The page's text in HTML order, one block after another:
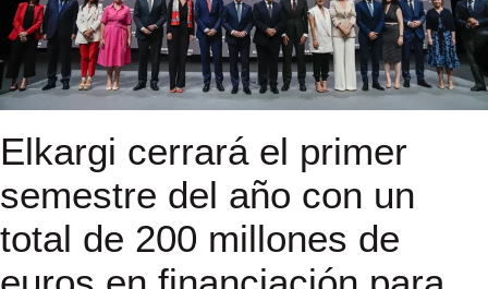
Elkargi cerrará el primer
semestre del año con un
total de 200 millones de